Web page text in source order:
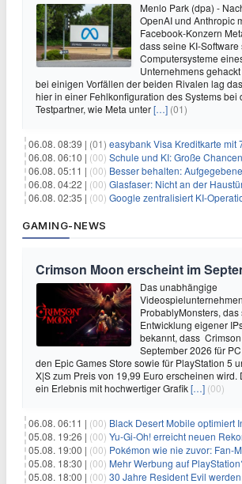
Menlo Park (dpa) -
OpenAI und Anthropic
Facebook-Konzern
dass seine KI-Software
Computersysteme
Unternehmens
bei einigen Vorfällen der beiden Rivalen lag
hier in einer Fehlkonfiguration des Systems bei
Testpartner, wie Meta unter[…] (01)
06.08. 08:39 | (01) easybank Visa Kreditkarte mit 75€ Bonus –
06.08. 06:10 | (00) Schule und KI: Große Chancen,
06.08. 05:11 | (00) Besser behalten: Aufgegebene Mail-
06.08. 04:22 | (00) Glasfaser: Nicht an der Haustür
06.08. 02:35 | (00) Google zentralisiert KI-Operationen in Kalifornien, um
GAMING-NEWS
Crimson Moon erscheint im
Das unabhängige
Videospielunternehmen
ProbablyMonsters, das
Entwicklung eigener
bekannt, dass
September 2026 für
den Epic Games Store sowie für PlayStation 5
X|S zum Preis von 19,99 Euro erscheinen wird.
ein Erlebnis mit hochwertiger Grafik[…] (00)
06.08. 06:11 | (00) Black Desert Mobile optimiert Inhalte
05.08. 19:26 | (00) Yu‑Gi‑Oh! erreicht neuen Rekord
05.08. 19:00 | (00) Pokémon wie nie zuvor: Fan-Mod bringt VR und
05.08. 18:30 | (00) Mehr Werbung auf PlayStation? Sony soll
05.08. 18:00 | (00) 30 Jahre Resident Evil werden begehbar,